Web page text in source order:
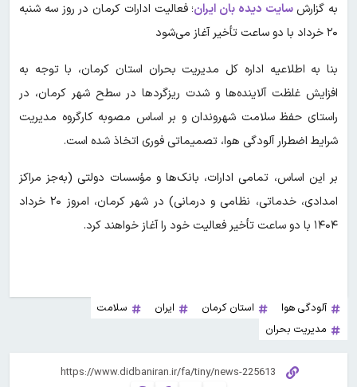
به گزارشسایت دیده بان ایران؛ فعالیت ادارات کرمان در روز سه شنبه
۲۰ خرداد با دو ساعت تأخیر آغاز می‌شود
بنا به اطلاعیه اداره کل مدیریت بحران استان کرمان، با توجه به
افزایش غلظت آلاینده‌ها و شدت ریزگردها در سطح شهر کرمان، در
راستای حفظ سلامت شهروندان و بر اساس مصوبه کارگروه مدیریت
شرایط اضطرار آلودگی هوا، تصمیماتی فوری اتخاذ شده است.
بر این اساس، تمامی ادارات، بانک‌ها و مؤسسات دولتی (به‌جز مراکز
امدادی، خدماتی، نظامی و درمانی) در شهر کرمان، امروز ۲۰ خرداد
۱۴۰۴ با دو ساعت تأخیر فعالیت خود را آغاز خواهند کرد.
آلودگی هوا استان کرمان ایران
سلامت
مدیریت بحران